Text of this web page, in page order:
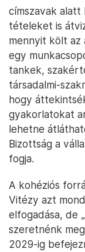
címszavak
tételeket is
mennyit költ az
egy
tankek,
társadalmi-
hogy
gyakorlatokat
lehetne
Bizottság a
fogja.
A kohéziós
Vitézy azt
elfogadása, de
szeretnénk
2029-ig